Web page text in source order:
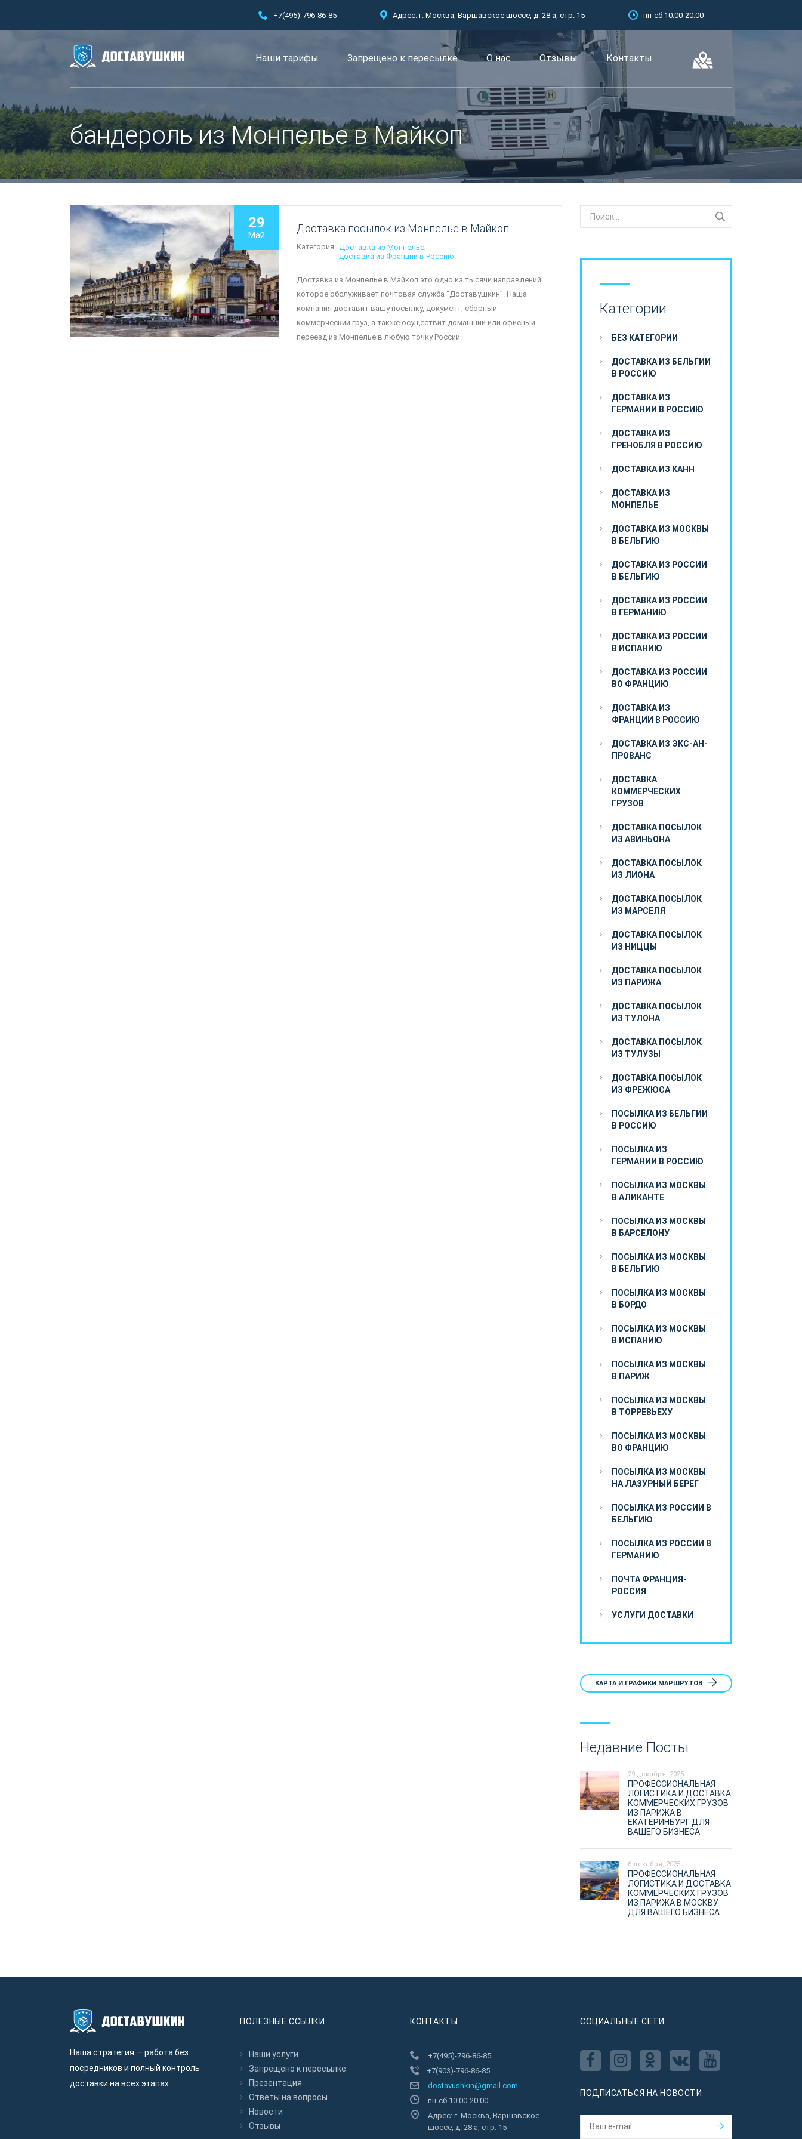
+7(495)-796-86-85 Адрес: г. Москва, Варшавское шоссе, д. 28 а, стр. 15 пн-сб 10:00-20:00
Наши тарифы Запрещено к пересылкe О нас Отзывы Контакты
бандероль из Монпелье в Майкоп
29
Май
Доставка посылок из Монпелье в Майкоп
Категория: Доставка из Монпелье
доставка из Франции в Россию
Доставка из Монпелье в Майкоп это одно из тысячи направлений
которое обслуживает почтовая служба “Доставушкин”. Наша
компания доставит вашу посылку, документ, сборный
коммерческий груз, а также осуществит домашний или офисный
переезд из Монпелье в любую точку России.
Категории
БЕЗ КАТЕГОРИИ
ДОСТАВКА ИЗ БЕЛЬГИИ
В РОССИЮ
ДОСТАВКА ИЗ
ГЕРМАНИИ В РОССИЮ
ДОСТАВКА ИЗ
ГРЕНОБЛЯ В РОССИЮ
ДОСТАВКА ИЗ КАНН
ДОСТАВКА ИЗ
МОНПЕЛЬЕ
ДОСТАВКА ИЗ МОСКВЫ
В БЕЛЬГИЮ
ДОСТАВКА ИЗ РОССИИ
В БЕЛЬГИЮ
ДОСТАВКА ИЗ РОССИИ
В ГЕРМАНИЮ
ДОСТАВКА ИЗ РОССИИ
В ИСПАНИЮ
ДОСТАВКА ИЗ РОССИИ
ВО ФРАНЦИЮ
ДОСТАВКА ИЗ
ФРАНЦИИ В РОССИЮ
ДОСТАВКА ИЗ ЭКС-АН-
ПРОВАНС
ДОСТАВКА
КОММЕРЧЕСКИХ
ГРУЗОВ
ДОСТАВКА ПОСЫЛОК
ИЗ АВИНЬОНА
ДОСТАВКА ПОСЫЛОК
ИЗ ЛИОНА
ДОСТАВКА ПОСЫЛОК
ИЗ МАРСЕЛЯ
ДОСТАВКА ПОСЫЛОК
ИЗ НИЦЦЫ
ДОСТАВКА ПОСЫЛОК
ИЗ ПАРИЖА
ДОСТАВКА ПОСЫЛОК
ИЗ ТУЛОНА
ДОСТАВКА ПОСЫЛОК
ИЗ ТУЛУЗЫ
ДОСТАВКА ПОСЫЛОК
ИЗ ФРЕЖЮСА
ПОСЫЛКА ИЗ БЕЛЬГИИ
В РОССИЮ
ПОСЫЛКА ИЗ
ГЕРМАНИИ В РОССИЮ
ПОСЫЛКА ИЗ МОСКВЫ
В АЛИКАНТЕ
ПОСЫЛКА ИЗ МОСКВЫ
В БАРСЕЛОНУ
ПОСЫЛКА ИЗ МОСКВЫ
В БЕЛЬГИЮ
ПОСЫЛКА ИЗ МОСКВЫ
В БОРДО
ПОСЫЛКА ИЗ МОСКВЫ
В ИСПАНИЮ
ПОСЫЛКА ИЗ МОСКВЫ
В ПАРИЖ
ПОСЫЛКА ИЗ МОСКВЫ
В ТОРРЕВЬЕХУ
ПОСЫЛКА ИЗ МОСКВЫ
ВО ФРАНЦИЮ
ПОСЫЛКА ИЗ МОСКВЫ
НА ЛАЗУРНЫЙ БЕРЕГ
ПОСЫЛКА ИЗ РОССИИ В
БЕЛЬГИЮ
ПОСЫЛКА ИЗ РОССИИ В
ГЕРМАНИЮ
ПОЧТА ФРАНЦИЯ-
РОССИЯ
УСЛУГИ ДОСТАВКИ
КАРТА И ГРАФИКИ МАРШРУТОВ
Недавние Посты
29 декабря, 2025
ПРОФЕССИОНАЛЬНАЯ
ЛОГИСТИКА И ДОСТАВКА
КОММЕРЧЕСКИХ ГРУЗОВ
ИЗ ПАРИЖА В
ЕКАТЕРИНБУРГ ДЛЯ
ВАШЕГО БИЗНЕСА
6 декабря, 2025
ПРОФЕССИОНАЛЬНАЯ
ЛОГИСТИКА И ДОСТАВКА
КОММЕРЧЕСКИХ ГРУЗОВ
ИЗ ПАРИЖА В МОСКВУ
ДЛЯ ВАШЕГО БИЗНЕСА
Наша стратегия — работа без
посредников и полный контроль
доставки на всех этапах.
ПОЛЕЗНЫЕ ССЫЛКИ
Наши услуги
Запрещено к пересылкe
Презентация
Ответы на вопросы
Новости
Отзывы
КОНТАКТЫ
+7(495)-796-86-85
+7(903)-796-86-85
dostavushkin@gmail.com
пн-сб 10:00-20:00
Адрес: г. Москва, Варшавское
шоссе, д. 28 а, стр. 15
CОЦИАЛЬНЫЕ СЕТИ
ПОДПИСАТЬСЯ НА НОВОСТИ